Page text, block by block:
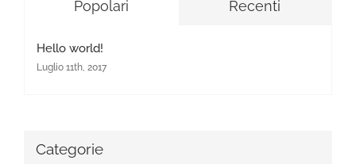
Popolari Recenti
Hello world!
Luglio 11th, 2017
Categorie